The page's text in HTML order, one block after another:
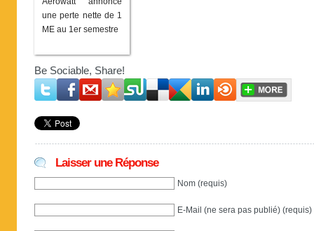
une perte nette de 1
ME au 1er semestre
Be Sociable, Share!
Laisser une Réponse
Nom (requis)
E-Mail (ne sera pas publié) (requis)